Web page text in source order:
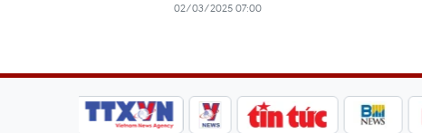
02/03/2025 07:00